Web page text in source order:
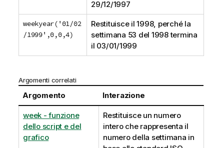
29/12/1997
weekyear('01/02
/1999',0,0,4)
Restituisce il 1998, perché la
settimana 53 del 1998 termina
il 03/01/1999
Argomenti correlati
Argomento Interazione
week - funzione
dello script e del
grafico
Restituisce un numero
intero che rappresenta il
numero della settimana in